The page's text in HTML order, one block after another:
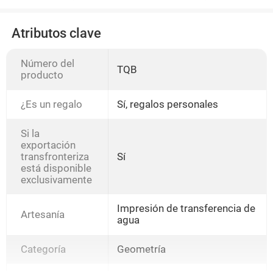
Atributos clave
Número del
producto
TQB
¿Es un regalo Sí, regalos personales
Si la
exportación
transfronteriza
está disponible
exclusivamente
Sí
Artesanía
Impresión de transferencia de
agua
Categoría Geometría